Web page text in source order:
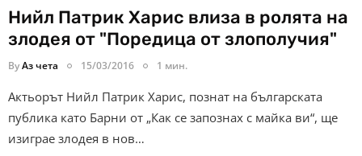
Нийл Патрик Харис влиза в ролята на
злодея от "Поредица от злополучия"
ByАз чета 15/03/2016 1 мин.
Актьорът Нийл Патрик Харис, познат на българската
публика като Барни от „Как се запознах с майка ви“, ще
изиграе злодея в нов…